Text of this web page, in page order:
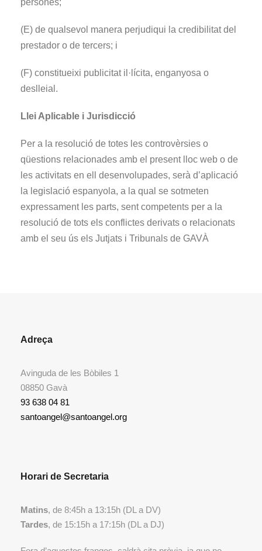
persones;
(E) de qualsevol manera perjudiqui la credibilitat del
prestador o de tercers; i
(F) constitueixi publicitat il·lícita, enganyosa o
deslleial.
Llei Aplicable i Jurisdicció
Per a la resolució de totes les controvèrsies o
qüestions relacionades amb el present lloc web o de
les activitats en ell desenvolupades, serà d’aplicació
la legislació espanyola, a la qual se sotmeten
expressament les parts, sent competents per a la
resolució de tots els conflictes derivats o relacionats
amb el seu ús els Jutjats i Tribunals de GAVÀ
Adreça
Avinguda de les Bòbiles 1
08850 Gavà
93 638 04 81
santoangel@santoangel.org
Horari de Secretaria
Matins, de 8:45h a 13:15h (DL a DV)
Tardes, de 15:15h a 17:15h (DL a DJ)